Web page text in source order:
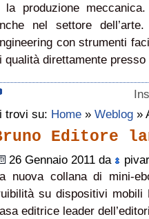
la produzione
nel settore
con strumenti
qualità direttamente
trovi su: Home » Weblog »
Editore
26 Gennaio 2011 da
nuova collana di mini-
su dispositivi mobili
editrice leader